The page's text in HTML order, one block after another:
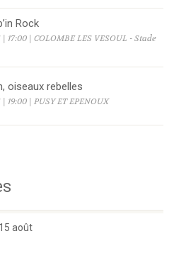
Rock
17:00 | COLOMBE LES VESOUL - Stade
oiseaux rebelles
19:00 | PUSY ET EPENOUX
août